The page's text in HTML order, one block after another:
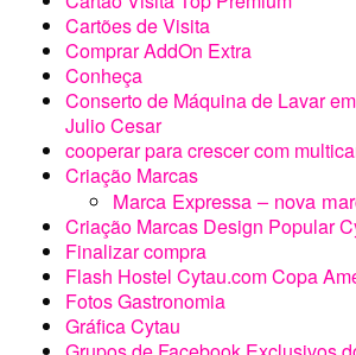
Cartões de Visita
Comprar AddOn Extra
Conheça
Conserto de Máquina de Lavar
Julio Cesar
cooperar para crescer com
Criação Marcas
Marca Expressa – nova
Criação Marcas Design Popular
Finalizar compra
Flash Hostel Cytau.com Copa
Fotos Gastronomia
Gráfica Cytau